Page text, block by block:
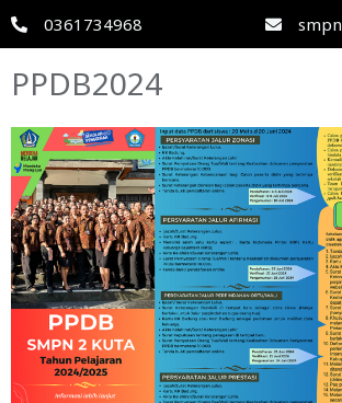
0361734968
PPDB2024